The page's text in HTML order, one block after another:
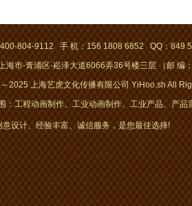
804-9112 手 机：156 1808 6852 QQ：849
海市-青浦区-崧泽大道6066弄36号楼三层 （邮 编
2025 上海艺虎文化传播有限公司 YiHoo.sh All
：工程动画制作、工业动画制作、工业产品、产
画
设计、经验丰富、诚信服务，是您最佳选择!